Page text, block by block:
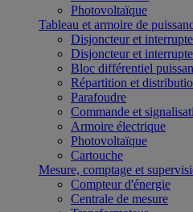
Photovoltaïque
Tableau et armoire de
Disjoncteur et
Disjoncteur et
Bloc différentiel
Répartition et
Parafoudre
Commande et
Armoire électrique
Photovoltaïque
Cartouche
Mesure, comptage et
Compteur d'énergie
Centrale de mesure